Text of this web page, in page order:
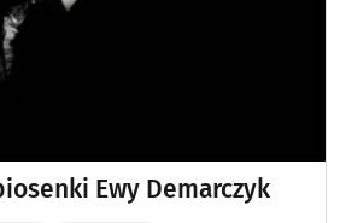
Ewy Demarczyk